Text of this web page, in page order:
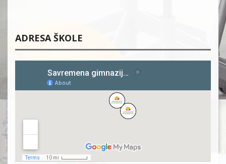
ADRESA ŠKOLE